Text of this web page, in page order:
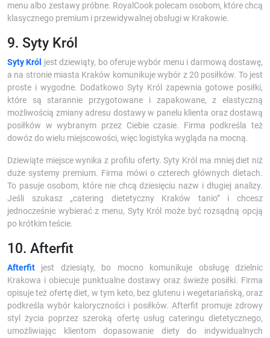
menu albo zestawy próbne. RoyalCook polecam osobom, które chcą
klasycznego premium i przewidywalnej obsługi w Krakowie.
9. Syty Król
Syty Król jest dziewiąty, bo oferuje wybór menu i darmową dostawę,
a na stronie miasta Kraków komunikuje wybór z 20 posiłków. To jest
proste i wygodne. Dodatkowo Syty Król zapewnia gotowe posiłki,
które są starannie przygotowane i zapakowane, z elastyczną
możliwością zmiany adresu dostawy w panelu klienta oraz dostawą
posiłków w wybranym przez Ciebie czasie. Firma podkreśla też
dowóz do wielu miejscowości, więc logistyka wygląda na mocną.
Dziewiąte miejsce wynika z profilu oferty. Syty Król ma mniej diet niż
duże systemy premium. Firma mówi o czterech głównych dietach.
To pasuje osobom, które nie chcą dziesięciu nazw i długiej analizy.
Jeśli szukasz „catering dietetyczny Kraków tanio” i chcesz
jednocześnie wybierać z menu, Syty Król może być rozsądną opcją
po krótkim teście.
10. Afterfit
Afterfit jest dziesiąty, bo mocno komunikuje obsługę dzielnic
Krakowa i obiecuje punktualne dostawy oraz świeże posiłki. Firma
opisuje też ofertę diet, w tym keto, bez glutenu i wegetariańską, oraz
podkreśla wybór kaloryczności i posiłków. Afterfit promuje zdrowy
styl życia poprzez szeroką ofertę usług cateringu dietetycznego,
umożliwiając klientom dopasowanie diety do indywidualnych